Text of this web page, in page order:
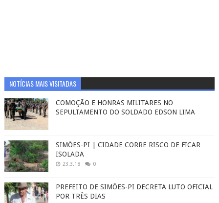
NOTÍCIAS MAIS VISITADAS
COMOÇÃO E HONRAS MILITARES NO
SEPULTAMENTO DO SOLDADO EDSON LIMA
SIMÕES-PI | CIDADE CORRE RISCO DE FICAR
ISOLADA
23.3.18 0
PREFEITO DE SIMÕES-PI DECRETA LUTO OFICIAL
POR TRÊS DIAS